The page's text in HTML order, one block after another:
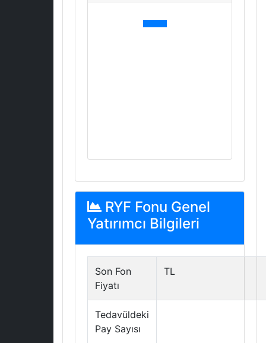
RYF Fonu Genel
Yatırımcı Bilgileri
Son Fon
Fiyatı
TL
Tedavüldeki
Pay Sayısı